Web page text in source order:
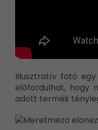
Illusztratív fotó
előfordulhat, hogy
adott termék